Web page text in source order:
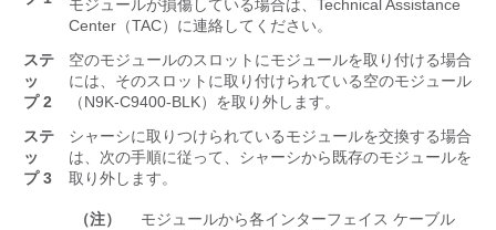
モジュールが損傷している場合は、Technical Assistance
Center（TAC）に連絡してください。
ステ
ッ
プ 2
空のモジュールのスロットにモジュールを取り付ける場合
には、そのスロットに取り付けられている空のモジュール
（N9K-C9400-BLK）を取り外します。
ステ
ッ
プ 3
シャーシに取りつけられているモジュールを交換する場合
は、次の手順に従って、シャーシから既存のモジュールを
取り外します。
（注）
モジュールから各インターフェイス ケーブル